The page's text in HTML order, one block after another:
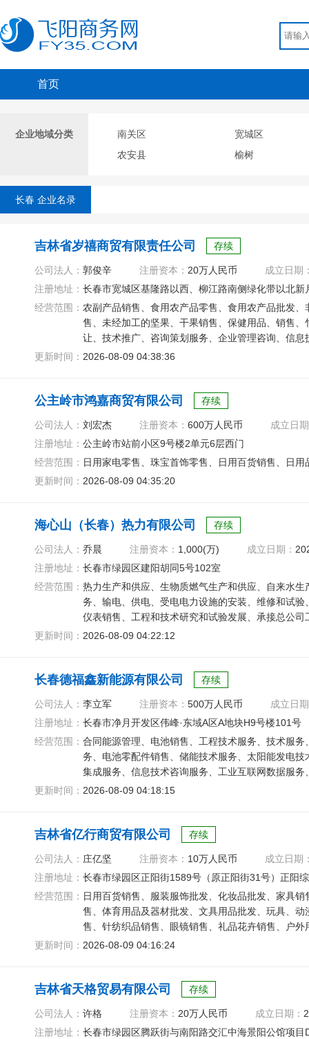
首页
企业地域分类 南关区
宽城区
农安县
榆树
长春 企业名录
吉林省岁禧商贸有限责任公司 存续
公司法人： 郭俊辛 注册资本： 20万人民币
成立日期
注册地址： 长春市宽城区基隆路以西、柳江路南侧绿化带以北
经营范围： 农副产品销售、食用农产品零售、食用农产品批发
售、未经加工的坚果、干果销售、保健用品、销售
让、技术推广、咨询策划服务、企业管理咨询、信
更新时间： 2026-08-09 04:38:36
公主岭市鸿嘉商贸有限公司 存续
公司法人： 刘宏杰 注册资本： 600万人民币
成立日
注册地址： 公主岭市站前小区9号楼2单元6层西门
经营范围： 日用家电零售、珠宝首饰零售、日用百货销售、日
更新时间： 2026-08-09 04:35:20
海心山（长春）热力有限公司 存续
公司法人： 乔晨 注册资本： 1,000(万) 成立日期：
注册地址： 长春市绿园区建阳胡同5号102室
经营范围： 热力生产和供应、生物质燃气生产和供应、自来水
务、输电、供电、受电电力设施的安装、维修和试
仪表销售、工程和技术研究和试验发展、承接总公
及发电机组销售
更新时间： 2026-08-09 04:22:12
长春德福鑫新能源有限公司 存续
公司法人： 李立军 注册资本： 500万人民币
成立日
注册地址： 长春市净月开发区伟峰·东域A区A地块H9号楼101号
经营范围： 合同能源管理、电池销售、工程技术服务、技术服
务、电池零配件销售、储能技术服务、太阳能发电
集成服务、信息技术咨询服务、工业互联网数据服
务、供、电业务
更新时间： 2026-08-09 04:18:15
吉林省亿行商贸有限公司 存续
公司法人： 庄亿坚 注册资本： 10万人民币
成立日期
注册地址： 长春市绿园区正阳街1589号（原正阳街31号）正阳
经营范围： 日用百货销售、服装服饰批发、化妆品批发、家具
售、体育用品及器材批发、文具用品批发、玩具、
售、针纺织品销售、眼镜销售、礼品花卉销售、户
售、茶具销售
更新时间： 2026-08-09 04:16:24
吉林省天格贸易有限公司 存续
公司法人： 许格 注册资本： 20万人民币 成立日期：
注册地址： 长春市绿园区腾跃街与南阳路交汇中海景阳公馆项目